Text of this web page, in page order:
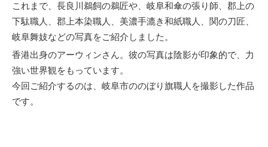
これまで、 長良川鵜飼の鵜匠や、 岐阜和傘の張り師
郡上の
下駄職人
郡上本染職人 美濃手漉き和紙職人 関の刀匠
岐阜舞妓などの写真をご紹介しました。
香港出身のアーウィンさん。彼の写真は陰影が印象的で、力
強い世界観をもっています。
今回ご紹介するのは、岐阜市ののぼり旗職人を撮影した作品
です。